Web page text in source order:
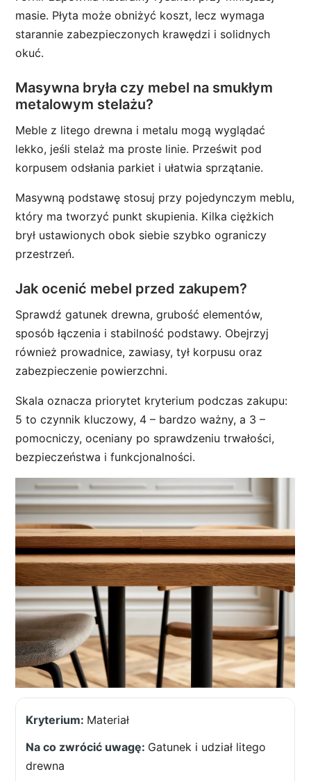
masie. Płyta może obniżyć koszt, lecz wymaga
starannie zabezpieczonych krawędzi i solidnych
okuć.
Masywna bryła czy mebel na smukłym
metalowym stelażu?
Meble z litego drewna i metalu mogą wyglądać
lekko, jeśli stelaż ma proste linie. Prześwit pod
korpusem odsłania parkiet i ułatwia sprzątanie.
Masywną podstawę stosuj przy pojedynczym meblu,
który ma tworzyć punkt skupienia. Kilka ciężkich
brył ustawionych obok siebie szybko ograniczy
przestrzeń.
Jak ocenić mebel przed zakupem?
Sprawdź gatunek drewna, grubość elementów,
sposób łączenia i stabilność podstawy. Obejrzyj
również prowadnice, zawiasy, tył korpusu oraz
zabezpieczenie powierzchni.
Skala oznacza priorytet kryterium podczas zakupu:
5 to czynnik kluczowy, 4 – bardzo ważny, a 3 –
pomocniczy, oceniany po sprawdzeniu trwałości,
bezpieczeństwa i funkcjonalności.
Materiał
Gatunek i udział litego
drewna